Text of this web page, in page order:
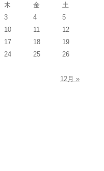
木 金
土
3 4
5
10 11
12
17 18
19
24 25
26
12月 »